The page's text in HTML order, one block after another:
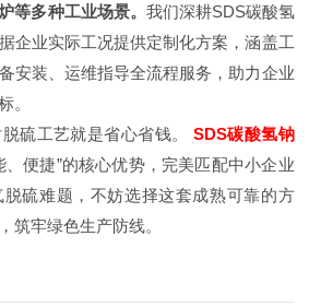
等多种工业场景。 我们深耕SDS碳酸氢
企业实际工况提供定制化方案，涵盖工
安装、运维指导全流程服务，助力企业
。
硫工艺就是省心省钱。 SDS碳酸氢钠
、便捷”的核心优势，完美匹配中小企业
硫难题，不妨选择这套成熟可靠的方
筑牢绿色生产防线。